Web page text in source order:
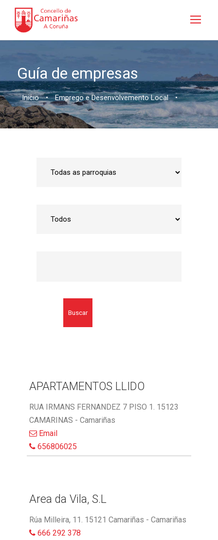
Guía de empresas
Inicio • Emprego e Desenvolvemento Local •
Buscar
APARTAMENTOS LLIDO
RUA IRMANS FERNANDEZ 7 PISO 1. 15123
CAMARINAS - Camariñas
Email
656806025
Area da Vila, S.L
Rúa Milleira, 11. 15121 Camariñas - Camariñas
666 292 378